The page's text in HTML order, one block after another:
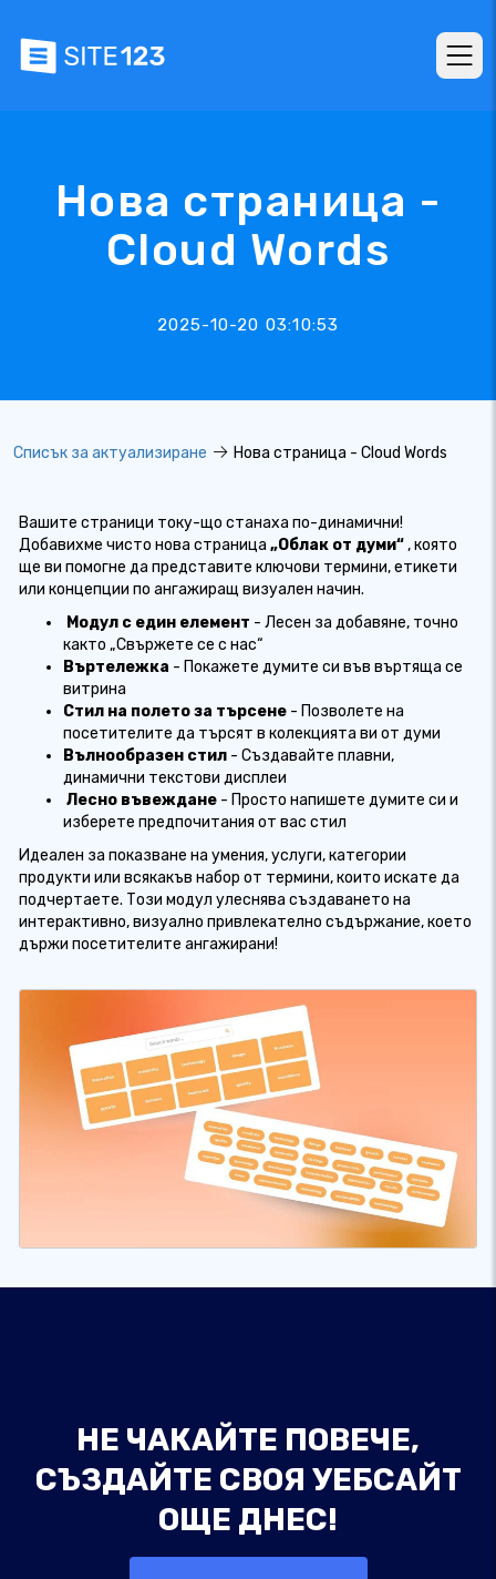
Нова страница -
Cloud Words
2025-10-20 03:10:53
Списък за актуализиране Нова страница - Cloud Words
Вашите страници току-що станаха по-динамични!
Добавихме чисто нова страница „Облак от думи“, която
ще ви помогне да представите ключови термини, етикети
или концепции по ангажиращ визуален начин.
Модул с един елемент - Лесен за добавяне, точно
както „Свържете се с нас“
Въртележка - Покажете думите си във въртяща се
витрина
Стил на полето за търсене - Позволете на
посетителите да търсят в колекцията ви от думи
Вълнообразен стил - Създавайте плавни,
динамични текстови дисплеи
Лесно въвеждане - Просто напишете думите си и
изберете предпочитания от вас стил
Идеален за показване на умения, услуги, категории
продукти или всякакъв набор от термини, които искате да
подчертаете. Този модул улеснява създаването на
интерактивно, визуално привлекателно съдържание, което
държи посетителите ангажирани!
НЕ ЧАКАЙТЕ ПОВЕЧЕ,
СЪЗДАЙТЕ СВОЯ УЕБСАЙТ
ОЩЕ ДНЕС!